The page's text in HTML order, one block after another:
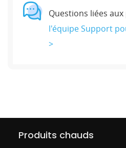
Questions liées
l'équipe Support
>
Produits chauds